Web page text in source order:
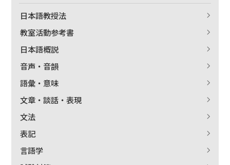
日本語教授法
教室活動参考書
日本語概説
音声・音韻
語彙・意味
文章・談話・表現
文法
表記
言語学